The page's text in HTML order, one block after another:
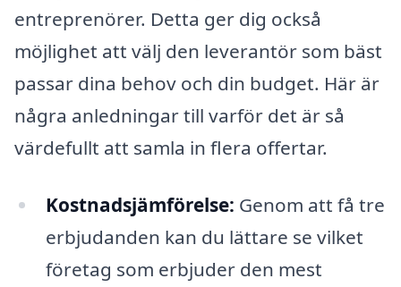
entreprenörer. Detta ger dig också
möjlighet att välj den leverantör som bäst
passar dina behov och din budget. Här är
några anledningar till varför det är så
värdefullt att samla in flera offertar.
Kostnadsjämförelse: Genom att få tre
erbjudanden kan du lättare se vilket
företag som erbjuder den mest